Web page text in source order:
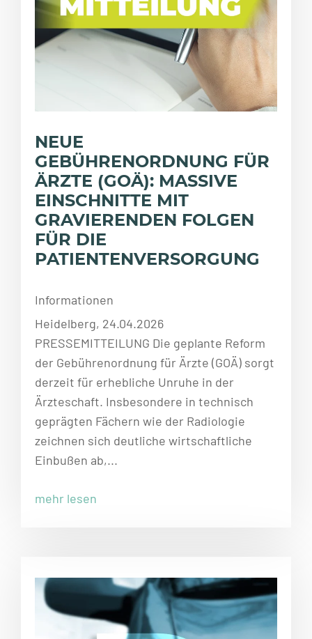
NEUE
GEBÜHRENORDNUNG FÜR
ÄRZTE (GOÄ): MASSIVE
EINSCHNITTE MIT
GRAVIERENDEN FOLGEN
FÜR DIE
PATIENTENVERSORGUNG
Informationen
Heidelberg, 24.04.2026
PRESSEMITTEILUNG Die geplante Reform
der Gebührenordnung für Ärzte (GOÄ) sorgt
derzeit für erhebliche Unruhe in der
Ärzteschaft. Insbesondere in technisch
geprägten Fächern wie der Radiologie
zeichnen sich deutliche wirtschaftliche
Einbußen ab,...
mehr lesen